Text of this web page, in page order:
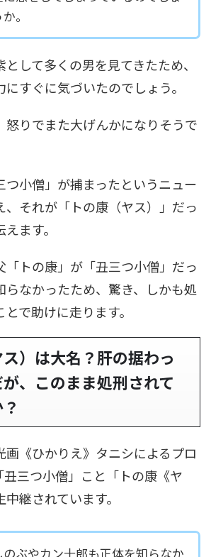
。
して多くの男を見てきたため、
すぐに気づいたのでしょう。
怒りでまた大げんかになりそうで
つ小僧」が捕まったというニュー
、それが「トの康（ヤス）」だっ
ます。
「トの康」が「丑三つ小僧」だっ
らなかったため、驚き、しかも処
で助けに走ります。
ス）は大名？肝の据わっ
、このまま処刑されて
画《ひかりえ》タニシによるプロ
丑三つ小僧」こと「トの康《ヤ
継されています。
のぶやカン十郎も正体を知らなか